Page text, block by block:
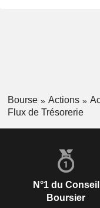
Bourse Actions
Flux de Trésorerie
N°1 du Conseil
Boursier